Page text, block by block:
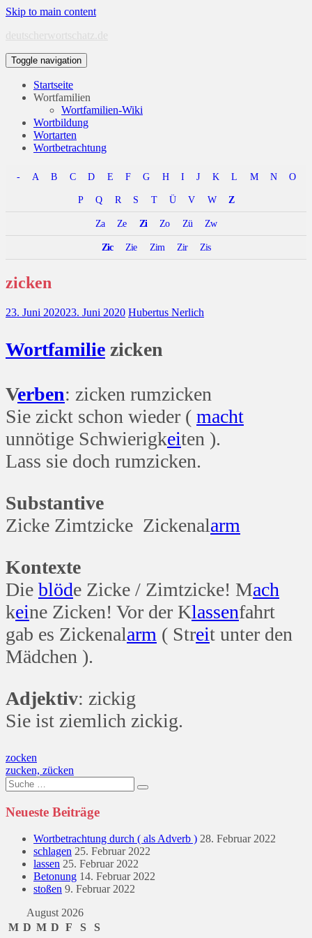
Skip to main content
deutscherwortschatz.de
Toggle navigation
Startseite
Wortfamilien
Wortfamilien-Wiki
Wortbildung
Wortarten
Wortbetrachtung
- A B C D E F G H I J K L M N O
P Q R S T Ü V W Z
Za Ze Zi Zo Zü Zw
Zic Zie Zim Zir Zis
zicken
23. Juni 202023. Juni 2020 Hubertus Nerlich
Wortfamilie zicken
Verben: zicken rumzicken
Sie zickt schon wieder ( macht
unnötige Schwierigkeiten ).
Lass sie doch rumzicken.
Substantive
Zicke Zimtzicke Zickenalarm
Kontexte
Die blöde Zicke / Zimtzicke! Mach
keine Zicken! Vor der Klassenfahrt
gab es Zickenalarm ( Streit unter den
Mädchen ).
Adjektiv: zickig
Sie ist ziemlich zickig.
Beitragsnavigation
zocken
zucken, zücken
Suche
nach:
Neueste Beiträge
Wortbetrachtung durch ( als Adverb ) 28. Februar 2022
schlagen 25. Februar 2022
lassen 25. Februar 2022
Betonung 14. Februar 2022
stoßen 9. Februar 2022
August 2026
M D M D F S
S